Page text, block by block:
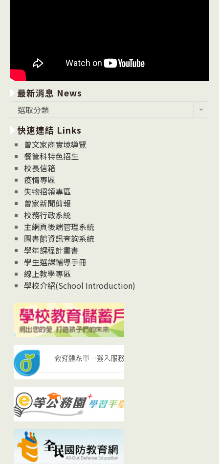
最新消息 News
消
息
News
選取分類
快速連結 Links
曾文家商實境導覽
餐管科特色招生
校長信箱
疫情專區
失物招領專區
曾家新聞剪報
校務行政系統
主網頁後端管理系統
圖書館資訊查詢系統
學年課程計畫書
學生選課輔導手冊
線上教學專區
學校介紹(School Introduction)